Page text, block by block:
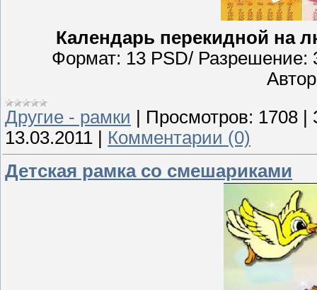
Календарь перекидной на
Формат: 13 PSD/ Разрешение:
Другие - рамки
Просмотров: 1708
13.03.2011
Комментарии (0)
Детская рамка со смешариками